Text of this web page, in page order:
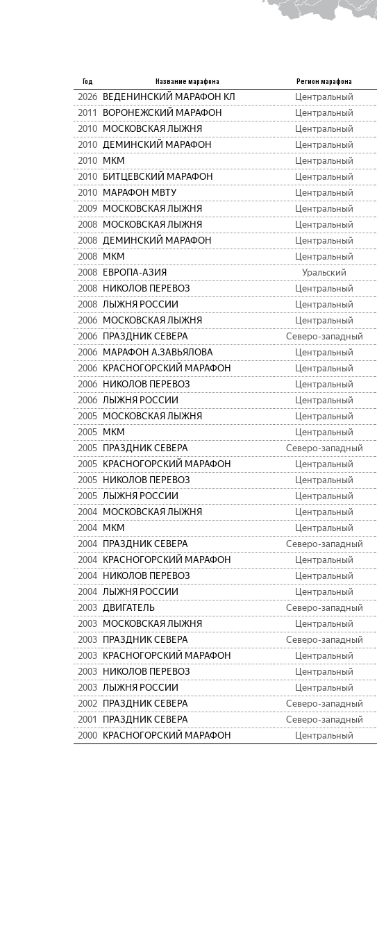
Год Название марафона Регион марафона
2026 ВЕДЕНИНСКИЙ МАРАФОН КЛ Центральный
2011
ВОРОНЕЖСКИЙ МАРАФОН Центральный
2010
МОСКОВСКАЯ ЛЫЖНЯ Центральный
2010 ДЕМИНСКИЙ МАРАФОН Центральный
2010
МКМ Центральный
2010
БИТЦЕВСКИЙ МАРАФОН Центральный
2010
МАРАФОН МВТУ Центральный
2009
МОСКОВСКАЯ ЛЫЖНЯ Центральный
2008
МОСКОВСКАЯ ЛЫЖНЯ Центральный
2008 ДЕМИНСКИЙ МАРАФОН Центральный
2008
МКМ Центральный
2008
ЕВРОПА-АЗИЯ Уральский
2008
НИКОЛОВ ПЕРЕВОЗ Центральный
2008 ЛЫЖНЯ РОССИИ Центральный
2006
МОСКОВСКАЯ ЛЫЖНЯ Центральный
2006
ПРАЗДНИК СЕВЕРА Северо-западный
2006
МАРАФОН А.ЗАВЬЯЛОВА Центральный
2006
КРАСНОГОРСКИЙ МАРАФОН Центральный
2006
НИКОЛОВ ПЕРЕВОЗ Центральный
2006 ЛЫЖНЯ РОССИИ Центральный
2005
МОСКОВСКАЯ ЛЫЖНЯ Центральный
2005
МКМ Центральный
2005
ПРАЗДНИК СЕВЕРА Северо-западный
2005
КРАСНОГОРСКИЙ МАРАФОН Центральный
2005
НИКОЛОВ ПЕРЕВОЗ Центральный
2005 ЛЫЖНЯ РОССИИ Центральный
2004
МОСКОВСКАЯ ЛЫЖНЯ Центральный
2004
МКМ Центральный
2004
ПРАЗДНИК СЕВЕРА Северо-западный
2004
КРАСНОГОРСКИЙ МАРАФОН Центральный
2004
НИКОЛОВ ПЕРЕВОЗ Центральный
2004 ЛЫЖНЯ РОССИИ Центральный
2003 ДВИГАТЕЛЬ Северо-западный
2003
МОСКОВСКАЯ ЛЫЖНЯ Центральный
2003
ПРАЗДНИК СЕВЕРА Северо-западный
2003
КРАСНОГОРСКИЙ МАРАФОН Центральный
2003
НИКОЛОВ ПЕРЕВОЗ Центральный
2003 ЛЫЖНЯ РОССИИ Центральный
2002
ПРАЗДНИК СЕВЕРА Северо-западный
2001
ПРАЗДНИК СЕВЕРА Северо-западный
2000
КРАСНОГОРСКИЙ МАРАФОН Центральный